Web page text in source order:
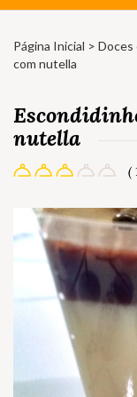
Página Inicial > Doces
com nutella
nutella
(